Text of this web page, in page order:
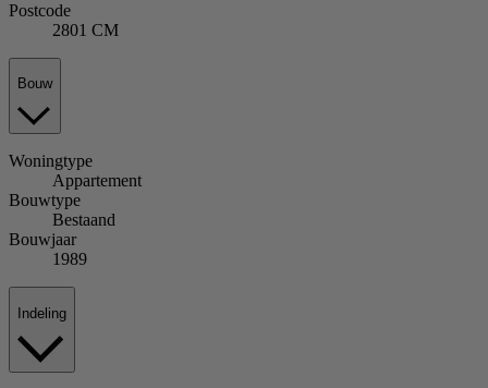
Postcode
2801 CM
Bouw
Woningtype
Appartement
Bouwtype
Bestaand
Bouwjaar
1989
Indeling